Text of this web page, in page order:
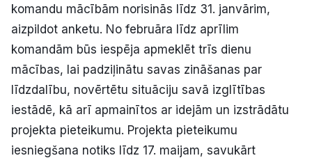
komandu mācībām norisinās līdz 31. janvārim,
aizpildot anketu. No februāra līdz aprīlim
komandām būs iespēja apmeklēt trīs dienu
mācības, lai padziļinātu savas zināšanas par
līdzdalību, novērtētu situāciju savā izglītības
iestādē, kā arī apmainītos ar idejām un izstrādātu
projekta pieteikumu. Projekta pieteikumu
iesniegšana notiks līdz 17. maijam, savukārt